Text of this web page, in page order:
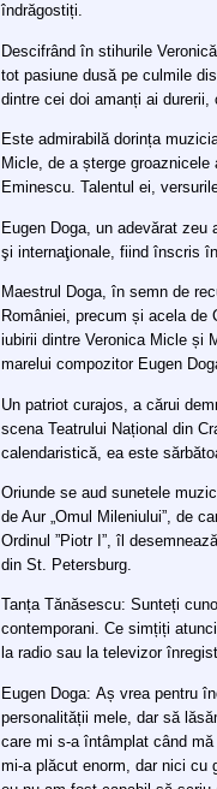
îndrăgostiți.
Descifrând în stihurile
tot pasiune dusă pe culmile
dintre cei doi amanți ai durerii,
Este admirabilă dorința
Micle, de a șterge
Eminescu. Talentul ei,
Eugen Doga, un adevărat
şi internaţionale, fiind înscris
Maestrul Doga, în semn de
României, precum și acela de
iubirii dintre Veronica Micle și
marelui compozitor Eugen
Un patriot curajos, a cărui
scena Teatrului Național din
calendaristică, ea este
Oriunde se aud sunetele
de Aur „Omul Mileniului”, de
Ordinul ”Piotr I”, îl
din St. Petersburg.
Tanța Tănăsescu: Sunteți
contemporani. Ce simțiți
la radio sau la televizor
Eugen Doga: Aș vrea pentru
personalității mele, dar să
care mi s-a întâmplat când
mi-a plăcut enorm, dar nici cu